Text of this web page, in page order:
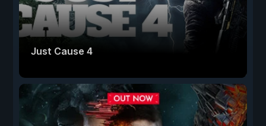
Just Cause 4